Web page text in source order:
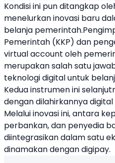
Kondisi ini pun ditangkap
menelurkan inovasi baru
belanja
Pemerintah (KKP) dan
virtual account oleh
merupakan salah satu
teknologi digital untuk
Kedua instrumen ini
dengan dilahirkannya
Melalui inovasi ini, antara
perbankan, dan penyedia
diintegrasikan dalam satu
dinamakan dengan digipay.